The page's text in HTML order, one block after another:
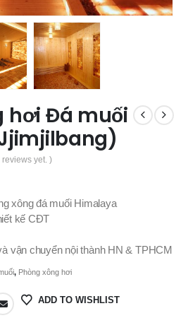
hơi Đá muối
yet. )
xông đá muối Himalaya
kế CĐT
vận chuyển nội thành HN & TPHCM
, Phòng xông hơi
ADD TO WISHLIST